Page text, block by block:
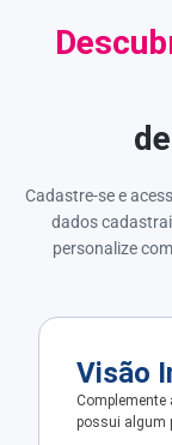
Cadastre-se e
dados
personalize
Visão
Complemente
possui algum